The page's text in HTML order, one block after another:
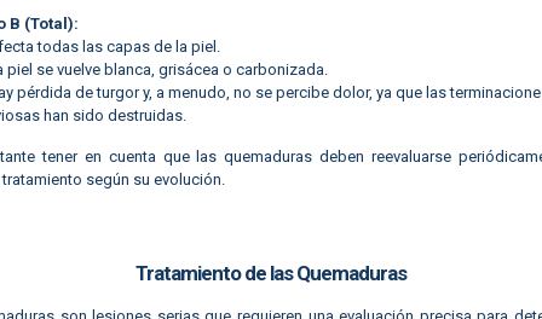
B (Total):
todas las capas de la piel.
piel se vuelve blanca, grisácea o carbonizada.
pérdida de turgor y, a menudo, no se percibe dolor, ya que las
han sido destruidas.
tener en cuenta que las quemaduras deben reevaluarse
según su evolución.
Tratamiento de las Quemaduras